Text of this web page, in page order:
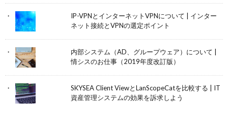
IP-VPNとインターネットVPNについて | インター
ネット接続とVPNの選定ポイント
内部システム（AD、グループウェア）について |
情シスのお仕事（2019年度改訂版）
SKYSEA Client ViewとLanScopeCatを比較する | IT
資産管理システムの効果を訴求しよう